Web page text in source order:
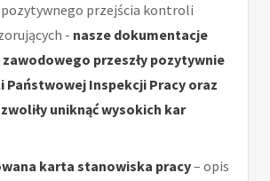
pozytywnego przejścia kontroli
- nasze dokumentacje
przeszły pozytywnie
Inspekcji Pracy oraz
uniknąć wysokich kar
karta stanowiska pracy– opis